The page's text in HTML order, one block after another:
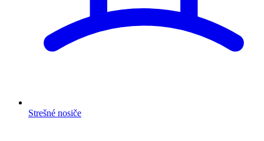
Strešné nosiče